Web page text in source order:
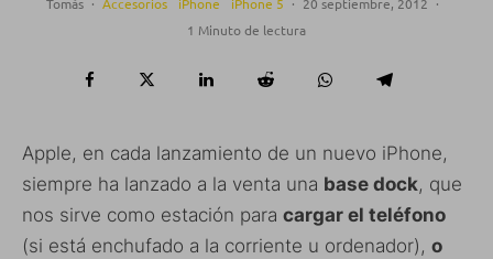
1 Minuto de lectura
Apple, en cada lanzamiento de un nuevo iPhone,
siempre ha lanzado a la venta una base dock, que
nos sirve como estación para cargar el teléfono
(si está enchufado a la corriente u ordenador), o